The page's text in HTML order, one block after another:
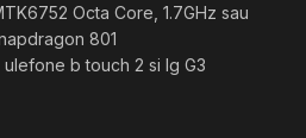
Octa Core, 1.7GHz sau
801
b touch 2 si lg G3